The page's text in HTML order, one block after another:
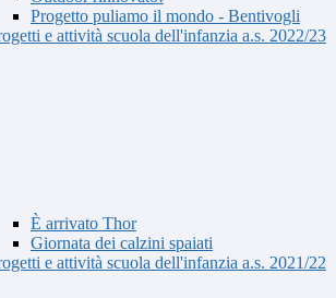
Progetto puliamo il mondo - Bentivogli
e attività scuola dell'infanzia a.s. 2022/23
È arrivato Thor
Giornata dei calzini spaiati
e attività scuola dell'infanzia a.s. 2021/22